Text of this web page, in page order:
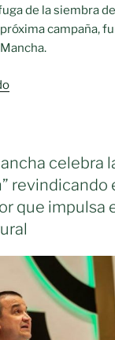
de la siembra
campaña,
«El
a
Castilla-
Mancha
ante
el
temor
de
no
poder
celebra
revindicando
que impulsa